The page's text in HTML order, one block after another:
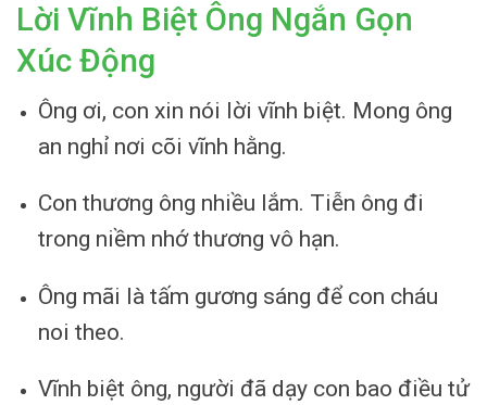
Lời Vĩnh Biệt Ông Ngắn Gọn
Xúc Động
Ông ơi, con xin nói lời vĩnh biệt. Mong ông
an nghỉ nơi cõi vĩnh hằng.
Con thương ông nhiều lắm. Tiễn ông đi
trong niềm nhớ thương vô hạn.
Ông mãi là tấm gương sáng để con cháu
noi theo.
Vĩnh biệt ông, người đã dạy con bao điều tử